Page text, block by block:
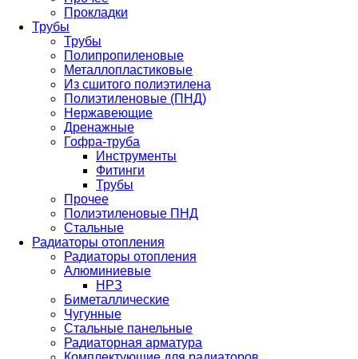
Прокладки
Трубы
Трубы
Полипропиленовые
Металлопластиковые
Из сшитого полиэтилена
Полиэтиленовые (ПНД)
Нержавеющие
Дренажные
Гофра-труба
Инструменты
Фитинги
Трубы
Прочее
Полиэтиленовые ПНД
Стальные
Радиаторы отопления
Радиаторы отопления
Алюминиевые
НРЗ
Биметаллические
Чугунные
Стальные панельные
Радиаторная арматура